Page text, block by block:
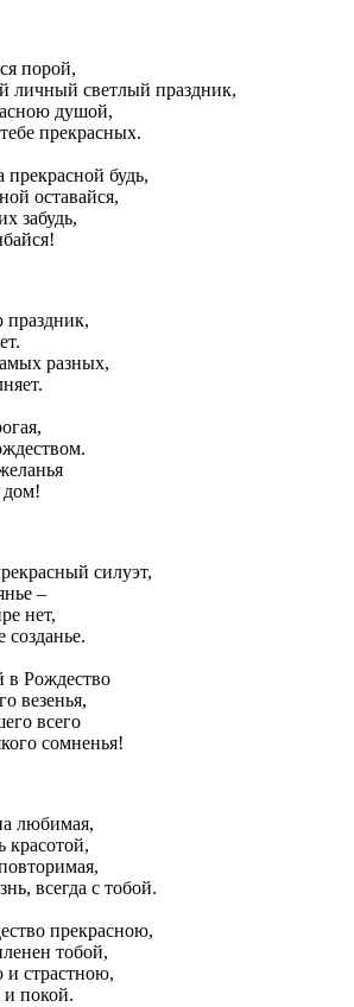
порой,
личный светлый праздник,
душой,
прекрасных.
будь,
оставайся,
забудь,
праздник,
разных,
дом!
силуэт,
–
нет,
в Рождество
везенья,
всего
сомненья!
любимая,
красотой,
всегда с тобой.
прекрасною,
тобой,
и страстною,
и покой.